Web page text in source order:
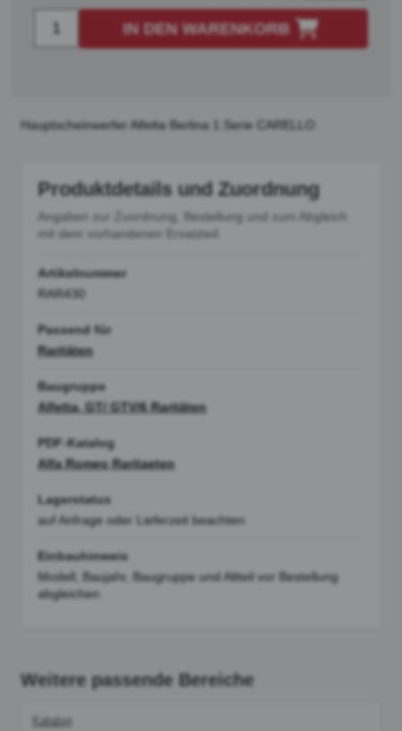
IN DEN WARENKORB
Hauptscheinwerfer Alfetta Berlina 1.Serie CARELLO
Produktdetails und Zuordnung
Angaben zur Zuordnung, Bestellung und zum Abgleich
mit dem vorhandenen Ersatzteil.
Artikelnummer
RAR430
Passend für
Raritäten
Baugruppe
Alfetta, GT/ GTV/6 Raritäten
PDF-Katalog
Alfa Romeo Raritaeten
Lagerstatus
auf Anfrage oder Lieferzeit beachten
Einbauhinweis
Modell, Baujahr, Baugruppe und Altteil vor Bestellung
abgleichen.
Weitere passende Bereiche
Katalog